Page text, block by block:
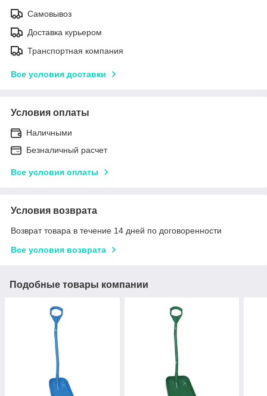
Самовывоз
Доставка курьером
Транспортная компания
Все условия доставки
Условия оплаты
Наличными
Безналичный расчет
Все условия оплаты
Условия возврата
Возврат товара в течение 14 дней по договоренности
Все условия возврата
Подобные товары компании